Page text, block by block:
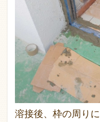
溶接後、枠の周り